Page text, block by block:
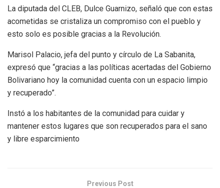
La diputada del CLEB, Dulce Guarnizo, señaló que con estas
acometidas se cristaliza un compromiso con el pueblo y
esto solo es posible gracias a la Revolución.
Marisol Palacio, jefa del punto y círculo de La Sabanita,
expresó que “gracias a las políticas acertadas del Gobierno
Bolivariano hoy la comunidad cuenta con un espacio limpio
y recuperado”.
Instó a los habitantes de la comunidad para cuidar y
mantener estos lugares que son recuperados para el sano
y libre esparcimiento
Previous Post